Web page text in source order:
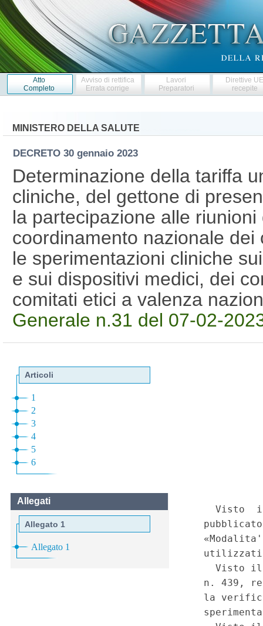
Atto
Completo
Avviso di rettifica
Errata corrige
Lavori
Preparatori
Direttive
recepite
MINISTERO DELLA SALUTE
DECRETO 30 gennaio 2023
Determinazione della tariffa
cliniche, del gettone di
la partecipazione alle
coordinamento nazionale
le sperimentazioni cliniche
e sui dispositivi medici, dei
comitati etici a valenza
Generale n.31 del 07-02-